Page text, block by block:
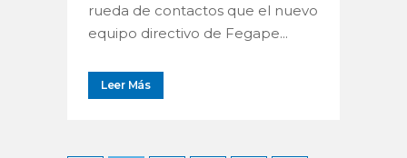
rueda de contactos que el nuevo
equipo directivo de Fegape...
Leer Más